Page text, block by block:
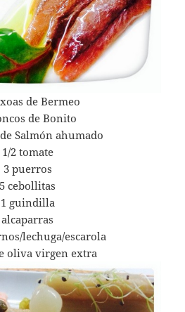
de Bermeo
de Bonito
Salmón ahumado
1/2 tomate
3 puerros
5 cebollitas
1 guindilla
alcaparras
lechuga/escarola
oliva virgen extra